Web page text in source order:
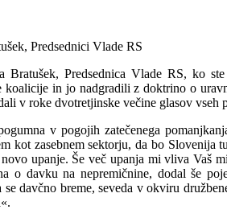
Predsednici Vlade RS
Bratušek, Predsednica Vlade RS, ko
in jo nadgradili z doktrino o
v roke dvotretjinske večine glasov vseh
v pogojih zatečenega
kot zasebnem sektorju, da bo Slovenija
upanje. Še več upanja mi vliva Vaš
o davku na nepremičnine, dodal še
davčno breme, seveda v okviru